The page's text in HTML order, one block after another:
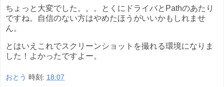
ちょっと大変でした。。。とくにドライバとPathのあたり
ですね。自信のない方はやめたほうがいいかもしれませ
ん。
とはいえこれでスクリーンショットを撮れる環境になりま
した！よかったですよー。
おとう 時刻: 18:07